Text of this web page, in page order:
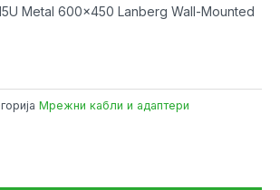
Metal 600×450 Lanberg Wall-Mounted
Мрежни кабли и адаптери